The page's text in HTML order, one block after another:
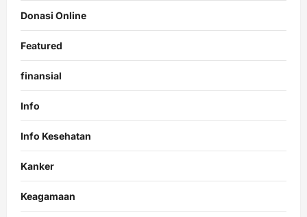
Donasi Online
Featured
finansial
Info
Info Kesehatan
Kanker
Keagamaan